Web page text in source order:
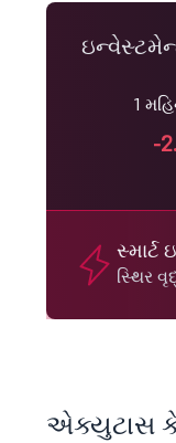
1
-
સ્થિર
એક્યુટાસ